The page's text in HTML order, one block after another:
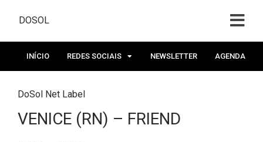
DOSOL
INÍCIO REDES SOCIAIS NEWSLETTER AGENDA
DoSol Net Label
VENICE (RN) – FRIEND